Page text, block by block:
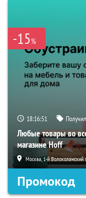
-15%
18:16:50
Любые товары во
магазине Hoff
Москва, 1-й Волоколамский
Промокод